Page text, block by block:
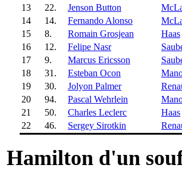
13
22. Jenson Button
14
14. Fernando Alonso
15
8. Romain Grosjean Haas
16
12. Felipe Nasr
17
9. Marcus Ericsson
18
31. Esteban Ocon
19
30. Jolyon Palmer
20
94. Pascal Wehrlein
21
50. Charles Leclerc Haas
22
46. Sergey Sirotkin
Hamilton d'un